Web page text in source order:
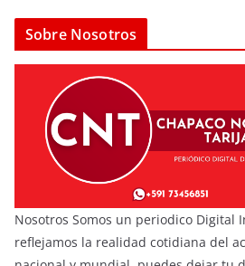
Sobre Nosotros
Nosotros Somos un periodico Digital
reflejamos la realidad cotidiana del